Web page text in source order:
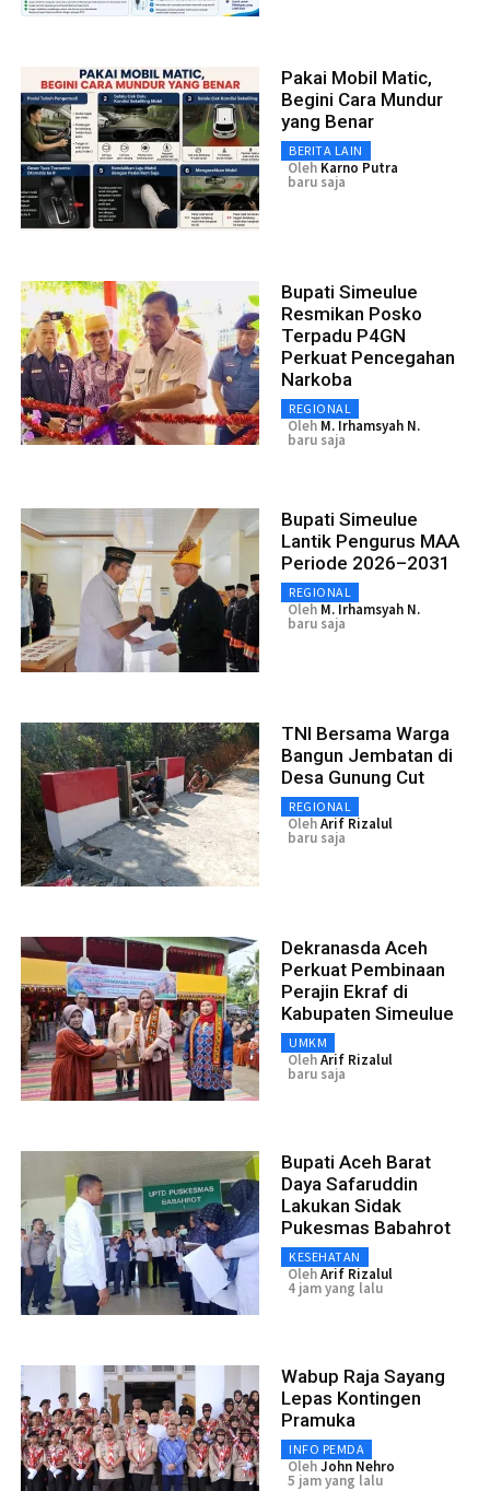
Pakai Mobil Matic,
Begini Cara Mundur
yang Benar
BERITA LAIN
Oleh Karno Putra
baru saja
Bupati Simeulue
Resmikan Posko
Terpadu P4GN
Perkuat Pencegahan
Narkoba
REGIONAL
Oleh M. Irhamsyah N.
baru saja
Bupati Simeulue
Lantik Pengurus MAA
Periode 2026–2031
REGIONAL
Oleh M. Irhamsyah N.
baru saja
TNI Bersama Warga
Bangun Jembatan di
Desa Gunung Cut
REGIONAL
OlehArif Rizalul
baru saja
Dekranasda Aceh
Perkuat Pembinaan
Perajin Ekraf di
Kabupaten Simeulue
UMKM
OlehArif Rizalul
baru saja
Bupati Aceh Barat
Daya Safaruddin
Lakukan Sidak
Pukesmas Babahrot
KESEHATAN
OlehArif Rizalul
4 jam yang lalu
Wabup Raja Sayang
Lepas Kontingen
Pramuka
INFO PEMDA
OlehJohn Nehro
5 jam yang lalu